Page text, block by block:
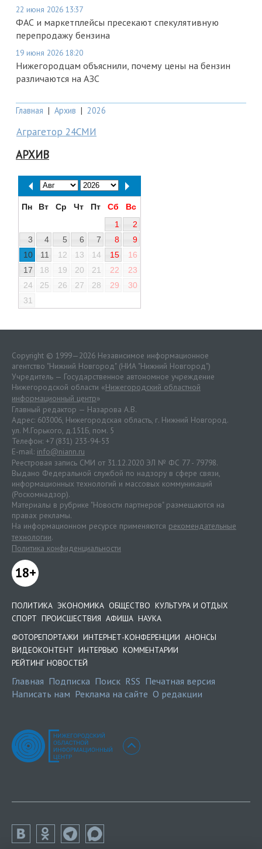
22 июня 2026 13:37
ФАС и маркетплейсы пресекают спекулятивную
перепродажу бензина
19 июня 2026 18:20
Нижегородцам объяснили, почему цены на бензин
различаются на АЗС
Главная | Архив | 2026
Аграгетор 24СМИ
АРХИВ
Пн Вт Ср Чт Пт Сб
Вс
1
2
3
4 5 6 7 8
9
10
11 12 13 14 15
16
17
18 19 20 21 22
23
24
25 26 27 28 29
30
31
Copyright © 1999—2026 Независимое информационное
агентство "Нижний Новгород" (НИА "Нижний Новгород")
Учредитель — Государственное автономное учреждение
Нижегородской области «Нижегородский областной
информационный центр»
Главный редактор — Назарова А.В.
Адрес: 603006, Нижегородская область, г. Нижний Новгород.
ул. М.Горького, д.151Б, пом. 5
Телефон: +7 (831) 233-94-53
E-mail: info@niann.ru
Реестровая запись СМИ от 31.12.2020 ЭЛ № ФС 77 - 79798.
Выдано Федеральной службой по надзору в сфере связи,
информационных технологий и массовых коммуникаций
(Роскомнадзор).
Материалы в рубрике "Новости партнеров" размещаются на
правах рекламы.
На информационном ресурсе применяются рекомендательные
технологии.
Политика конфиденциальности
18+
ПОЛИТИКА ЭКОНОМИКА ОБЩЕСТВО КУЛЬТУРА И ОТДЫХ
СПОРТ ПРОИСШЕСТВИЯ АФИША НАУКА
ФОТОРЕПОРТАЖИ ИНТЕРНЕТ-КОНФЕРЕНЦИИ АНОНСЫ
ВИДЕОКОНТЕНТ ИНТЕРВЬЮ КОММЕНТАРИИ
РЕЙТИНГ НОВОСТЕЙ
Главная Подписка Поиск RSS Печатная версия
Написать нам Реклама на сайте О редакции